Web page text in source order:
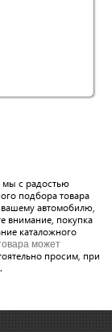
мы с радостью
подбора товара
автомобилю,
внимание, покупка
каталожного
может
просим, при